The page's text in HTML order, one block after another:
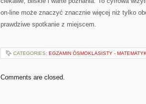
on-line może znaczyć znacznie więcej niż tylko
prawdziwe spotkanie z miejscem.
CATEGORIES: EGZAMIN ÓSMOKLASISTY -
Comments are closed.